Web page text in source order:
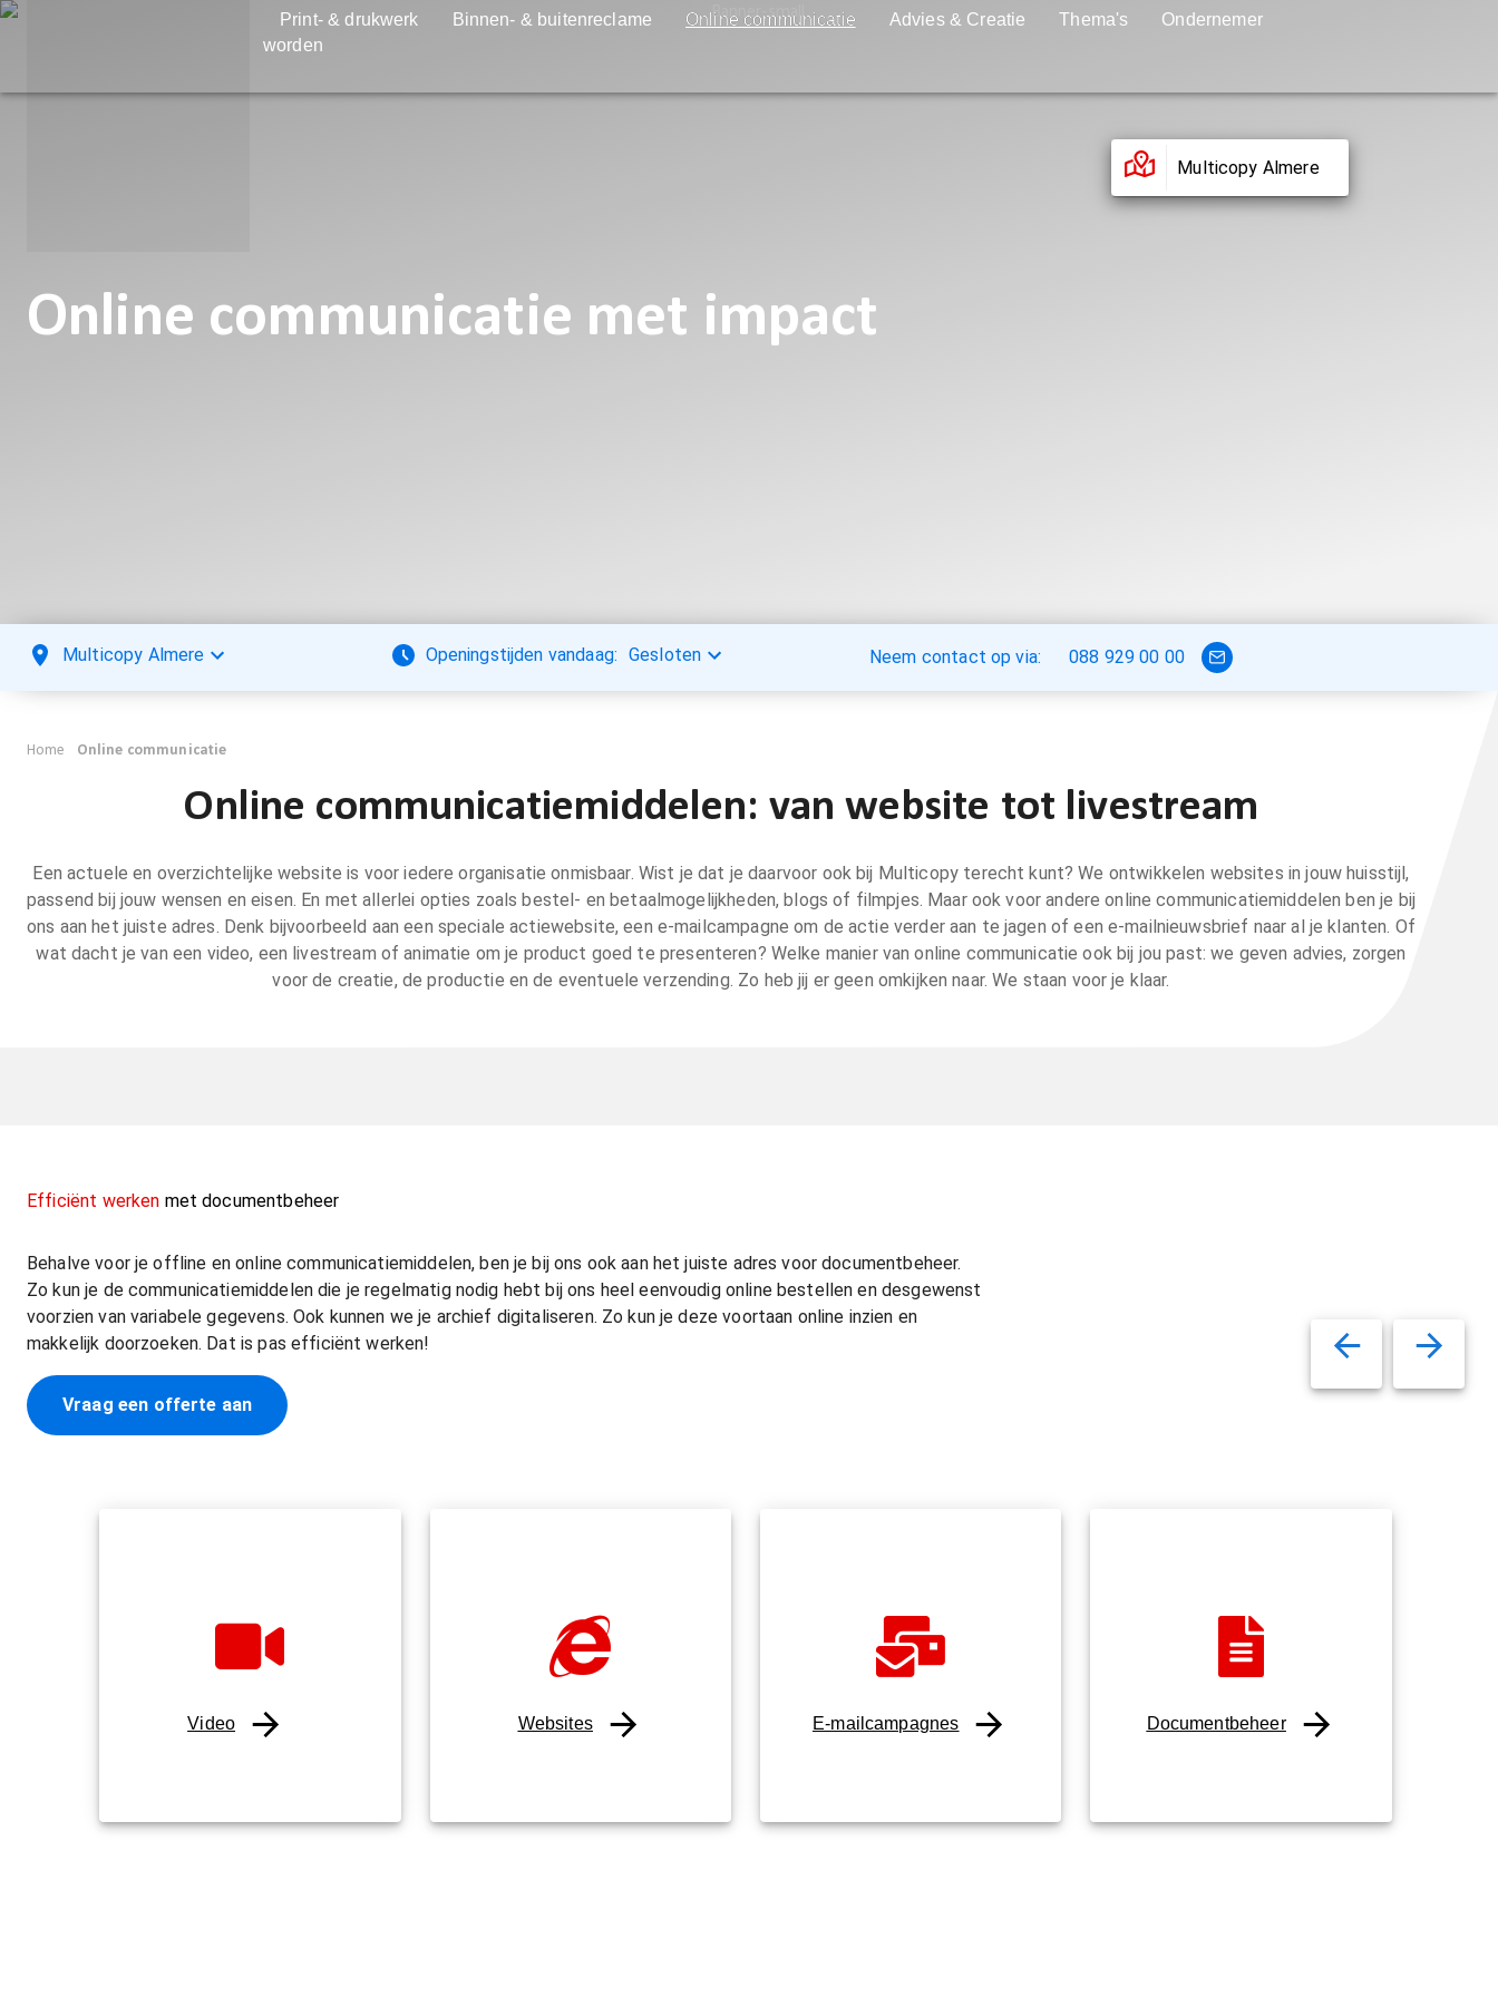
Print- & drukwerk Binnen- & buitenreclame Online communicatie Advies & Creatie Thema's
Ondernemer
worden
Multicopy Almere
Online communicatie met impact
Multicopy Almere Openingstijden vandaag: Gesloten Neem contact op via: 088 929 00 00
Home Online communicatie
Online communicatiemiddelen: van website tot livestream
Een actuele en overzichtelijke website is voor iedere organisatie onmisbaar. Wist je dat je daarvoor ook bij Multicopy terecht kunt? We ontwikkelen websites in jouw huisstijl,
passend bij jouw wensen en eisen. En met allerlei opties zoals bestel- en betaalmogelijkheden, blogs of filmpjes. Maar ook voor andere online communicatiemiddelen ben je bij
ons aan het juiste adres. Denk bijvoorbeeld aan een speciale actiewebsite, een e-mailcampagne om de actie verder aan te jagen of een e-mailnieuwsbrief naar al je klanten. Of
wat dacht je van een video, een livestream of animatie om je product goed te presenteren? Welke manier van online communicatie ook bij jou past: we geven advies, zorgen
voor de creatie, de productie en de eventuele verzending. Zo heb jij er geen omkijken naar. We staan voor je klaar.
Efficiënt werken met documentbeheer
Behalve voor je offline en online communicatiemiddelen, ben je bij ons ook aan het juiste adres voor documentbeheer.
Zo kun je de communicatiemiddelen die je regelmatig nodig hebt bij ons heel eenvoudig online bestellen en desgewenst
voorzien van variabele gegevens. Ook kunnen we je archief digitaliseren. Zo kun je deze voortaan online inzien en
makkelijk doorzoeken. Dat is pas efficiënt werken!
Vraag een offerte aan
Video Websites E-mailcampagnes Documentbeheer